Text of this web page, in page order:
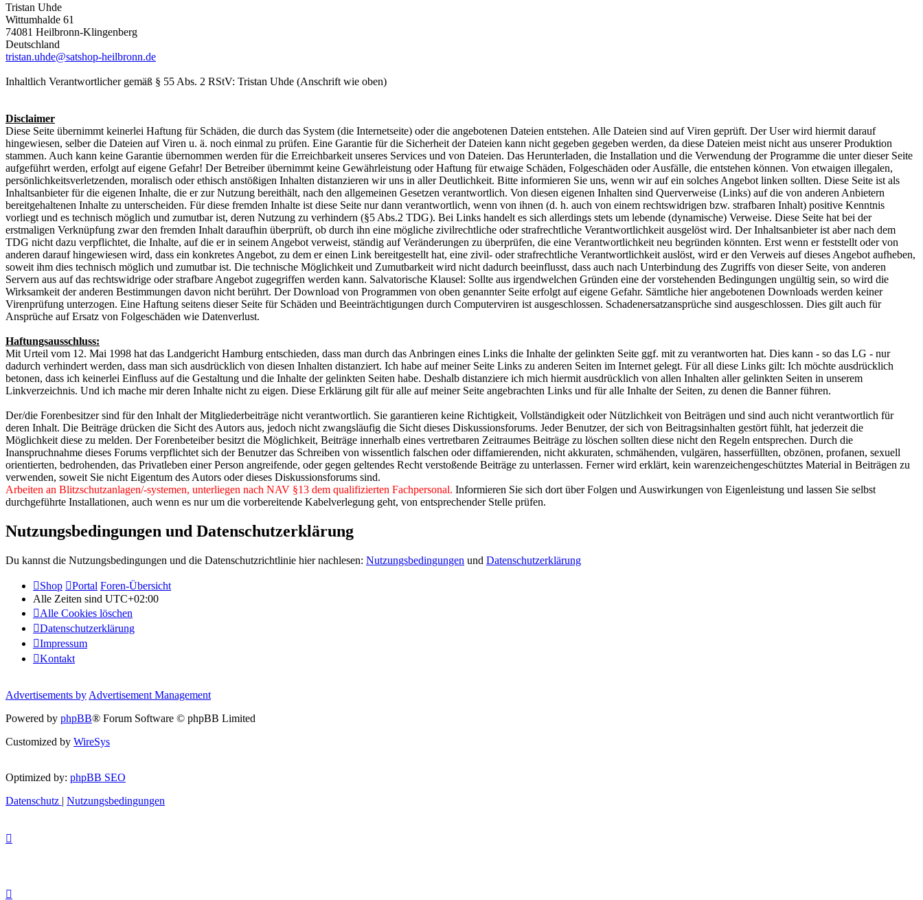
Tristan Uhde
Wittumhalde 61
74081 Heilbronn-Klingenberg
Deutschland
tristan.uhde@satshop-heilbronn.de
Inhaltlich Verantwortlicher gemäß § 55 Abs. 2 RStV: Tristan Uhde (Anschrift wie oben)
Disclaimer
Diese Seite übernimmt keinerlei Haftung für Schäden, die durch das System (die Internetseite) oder die angebotenen Dateien entstehen. Alle Dateien sind auf Viren geprüft. Der User wird hiermit darauf
hingewiesen, selber die Dateien auf Viren u. ä. noch einmal zu prüfen. Eine Garantie für die Sicherheit der Dateien kann nicht gegeben gegeben werden, da diese Dateien meist nicht aus unserer Produktion
stammen. Auch kann keine Garantie übernommen werden für die Erreichbarkeit unseres Services und von Dateien. Das Herunterladen, die Installation und die Verwendung der Programme die unter dieser Seite
aufgeführt werden, erfolgt auf eigene Gefahr! Der Betreiber übernimmt keine Gewährleistung oder Haftung für etwaige Schäden, Folgeschäden oder Ausfälle, die entstehen können. Von etwaigen illegalen,
persönlichkeitsverletzenden, moralisch oder ethisch anstößigen Inhalten distanzieren wir uns in aller Deutlichkeit. Bitte informieren Sie uns, wenn wir auf ein solches Angebot linken sollten. Diese Seite ist als
Inhaltsanbieter für die eigenen Inhalte, die er zur Nutzung bereithält, nach den allgemeinen Gesetzen verantwortlich. Von diesen eigenen Inhalten sind Querverweise (Links) auf die von anderen Anbietern
bereitgehaltenen Inhalte zu unterscheiden. Für diese fremden Inhalte ist diese Seite nur dann verantwortlich, wenn von ihnen (d. h. auch von einem rechtswidrigen bzw. strafbaren Inhalt) positive Kenntnis
vorliegt und es technisch möglich und zumutbar ist, deren Nutzung zu verhindern (§5 Abs.2 TDG). Bei Links handelt es sich allerdings stets um lebende (dynamische) Verweise. Diese Seite hat bei der
erstmaligen Verknüpfung zwar den fremden Inhalt daraufhin überprüft, ob durch ihn eine mögliche zivilrechtliche oder strafrechtliche Verantwortlichkeit ausgelöst wird. Der Inhaltsanbieter ist aber nach dem
TDG nicht dazu verpflichtet, die Inhalte, auf die er in seinem Angebot verweist, ständig auf Veränderungen zu überprüfen, die eine Verantwortlichkeit neu begründen könnten. Erst wenn er feststellt oder von
anderen darauf hingewiesen wird, dass ein konkretes Angebot, zu dem er einen Link bereitgestellt hat, eine zivil- oder strafrechtliche Verantwortlichkeit auslöst, wird er den Verweis auf dieses Angebot aufheben,
soweit ihm dies technisch möglich und zumutbar ist. Die technische Möglichkeit und Zumutbarkeit wird nicht dadurch beeinflusst, dass auch nach Unterbindung des Zugriffs von dieser Seite, von anderen
Servern aus auf das rechtswidrige oder strafbare Angebot zugegriffen werden kann. Salvatorische Klausel: Sollte aus irgendwelchen Gründen eine der vorstehenden Bedingungen ungültig sein, so wird die
Wirksamkeit der anderen Bestimmungen davon nicht berührt. Der Download von Programmen von oben genannter Seite erfolgt auf eigene Gefahr. Sämtliche hier angebotenen Downloads werden keiner
Virenprüfung unterzogen. Eine Haftung seitens dieser Seite für Schäden und Beeinträchtigungen durch Computerviren ist ausgeschlossen. Schadenersatzansprüche sind ausgeschlossen. Dies gilt auch für
Ansprüche auf Ersatz von Folgeschäden wie Datenverlust.
Haftungsausschluss:
Mit Urteil vom 12. Mai 1998 hat das Landgericht Hamburg entschieden, dass man durch das Anbringen eines Links die Inhalte der gelinkten Seite ggf. mit zu verantworten hat. Dies kann - so das LG - nur
dadurch verhindert werden, dass man sich ausdrücklich von diesen Inhalten distanziert. Ich habe auf meiner Seite Links zu anderen Seiten im Internet gelegt. Für all diese Links gilt: Ich möchte ausdrücklich
betonen, dass ich keinerlei Einfluss auf die Gestaltung und die Inhalte der gelinkten Seiten habe. Deshalb distanziere ich mich hiermit ausdrücklich von allen Inhalten aller gelinkten Seiten in unserem
Linkverzeichnis. Und ich mache mir deren Inhalte nicht zu eigen. Diese Erklärung gilt für alle auf meiner Seite angebrachten Links und für alle Inhalte der Seiten, zu denen die Banner führen.
Der/die Forenbesitzer sind für den Inhalt der Mitgliederbeiträge nicht verantwortlich. Sie garantieren keine Richtigkeit, Vollständigkeit oder Nützlichkeit von Beiträgen und sind auch nicht verantwortlich für
deren Inhalt. Die Beiträge drücken die Sicht des Autors aus, jedoch nicht zwangsläufig die Sicht dieses Diskussionsforums. Jeder Benutzer, der sich von Beitragsinhalten gestört fühlt, hat jederzeit die
Möglichkeit diese zu melden. Der Forenbeteiber besitzt die Möglichkeit, Beiträge innerhalb eines vertretbaren Zeitraumes Beiträge zu löschen sollten diese nicht den Regeln entsprechen. Durch die
Inanspruchnahme dieses Forums verpflichtet sich der Benutzer das Schreiben von wissentlich falschen oder diffamierenden, nicht akkuraten, schmähenden, vulgären, hasserfüllten, obzönen, profanen, sexuell
orientierten, bedrohenden, das Privatleben einer Person angreifende, oder gegen geltendes Recht verstoßende Beiträge zu unterlassen. Ferner wird erklärt, kein warenzeichengeschütztes Material in Beiträgen zu
verwenden, soweit Sie nicht Eigentum des Autors oder dieses Diskussionsforums sind.
Arbeiten an Blitzschutzanlagen/-systemen, unterliegen nach NAV §13 dem qualifizierten Fachpersonal. Informieren Sie sich dort über Folgen und Auswirkungen von Eigenleistung und lassen Sie selbst
durchgeführte Installationen, auch wenn es nur um die vorbereitende Kabelverlegung geht, von entsprechender Stelle prüfen.
Nutzungsbedingungen und Datenschutzerklärung
Du kannst die Nutzungsbedingungen und die Datenschutzrichtlinie hier nachlesen: Nutzungsbedingungen und Datenschutzerklärung
Shop Portal Foren-Übersicht
Alle Zeiten sind UTC+02:00
Alle Cookies löschen
Datenschutzerklärung
Impressum
Kontakt
Advertisements by Advertisement Management
Powered by phpBB® Forum Software © phpBB Limited
Customized by WireSys
Optimized by: phpBB SEO
Datenschutz | Nutzungsbedingungen